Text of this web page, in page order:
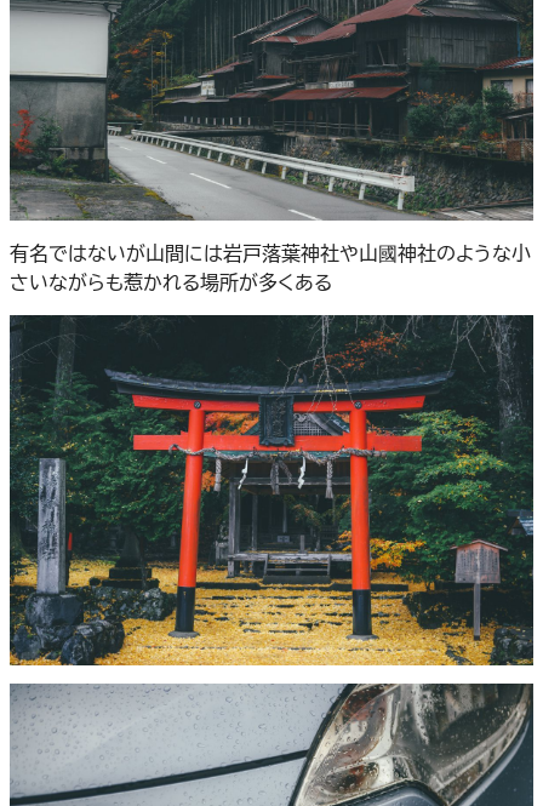
有名ではないが山間には岩戸落葉神社や山國神社のような小
さいながらも惹かれる場所が多くある